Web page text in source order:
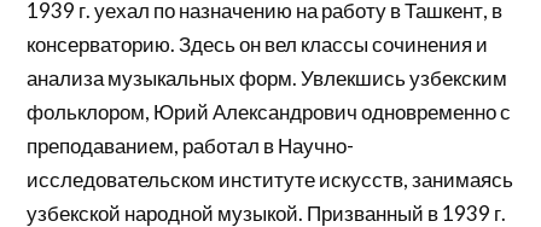
1939 г. уехал по назначению на работу в Ташкент, в
консерваторию. Здесь он вел классы сочинения и
анализа музыкальных форм. Увлекшись узбекским
фольклором, Юрий Александрович одновременно с
преподаванием, работал в Научно-
исследовательском институте искусств, занимаясь
узбекской народной музыкой. Призванный в 1939 г.